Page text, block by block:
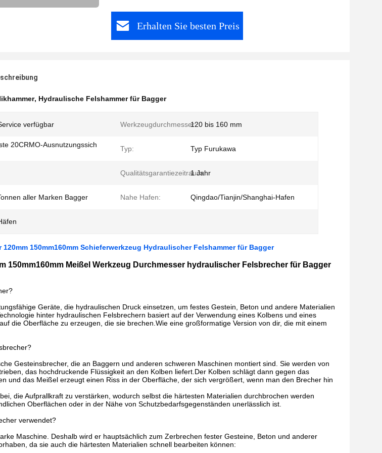
Erhalten Sie besten Preis
, Hydraulische Felshammer für Bagger
verfügbar Werkzeugdurchmesser:120 bis 160 mm
20CRMO-Ausnutzungssich
Typ: Typ Furukawa
Qualitätsgarantiezeitraum:
1 Jahr
aller Marken Bagger Nahe Hafen: Qingdao/Tianjin/Shanghai-Hafen
150mm160mm Schieferwerkzeug Hydraulischer Felshammer für Bagger
150mm160mm Meißel Werkzeug Durchmesser hydraulischer Felsbrecher für Bagger
Geräte, die hydraulischen Druck einsetzen, um festes Gestein, Beton und andere Materialien
hinter hydraulischen Felsbrechern basiert auf der Verwendung eines Kolbens und eines
die Oberfläche zu erzeugen, die sie brechen.Wie eine großformatige Version von dir, die mit einem
Gesteinsbrecher, die an Baggern und anderen schweren Maschinen montiert sind. Sie werden von
das hochdruckende Flüssigkeit an den Kolben liefert.Der Kolben schlägt dann gegen das
und das Meißel erzeugt einen Riss in der Oberfläche, der sich vergrößert, wenn man den Brecher hin
die Aufprallkraft zu verstärken, wodurch selbst die härtesten Materialien durchbrochen werden
Oberflächen oder in der Nähe von Schutzbedarfsgegenständen unerlässlich ist.
verwendet?
Maschine. Deshalb wird er hauptsächlich zum Zerbrechen fester Gesteine, Beton und anderer
da sie auch die härtesten Materialien schnell bearbeiten können: